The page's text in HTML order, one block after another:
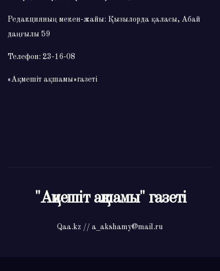
Редакцияның мекен-жайы: Қызылорда қаласы, Абай
даңғылы 59
Телефон: 23-16-08
«Ақмешіт ақшамы»газеті
"Ақмешіт ақшамы" газеті
Qaa.kz // a_akshamy@mail.ru